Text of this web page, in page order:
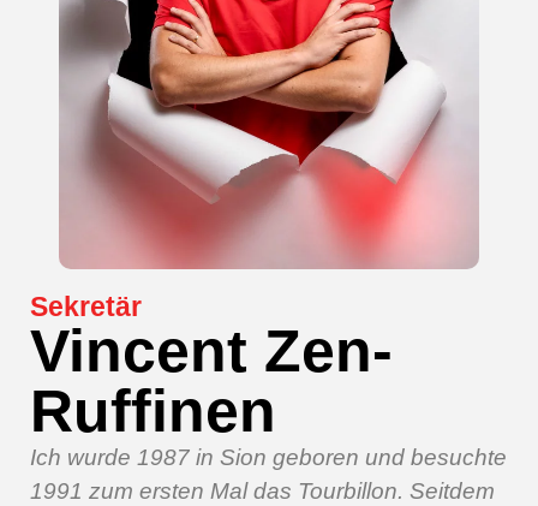
Sekretär
Vincent Zen-
Ruffinen
Ich wurde 1987 in Sion geboren und besuchte
1991 zum ersten Mal das Tourbillon. Seitdem